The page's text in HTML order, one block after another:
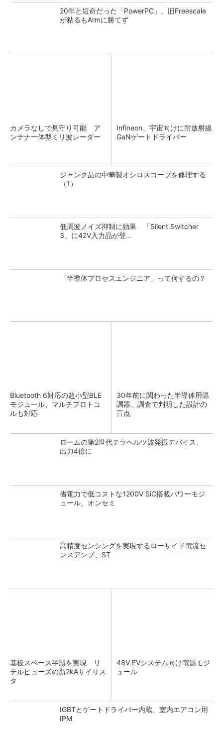
20年と短命だった「PowerPC」、旧Freescale
が粘るもArmに勝てず
カメラなしで見守り可能 ア
ンテナ一体型ミリ波レーダー
Infineon、宇宙向けに耐放射線
GaNゲートドライバー
ジャンク品の中華製オシロスコープを修理する
（1）
低周波ノイズ抑制に効果 「Silent Switcher
3」に42V入力品が登...
「半導体プロセスエンジニア」って何するの？
Bluetooth 6対応の超小型BLE
モジュール、マルチプロトコ
ルも対応
30年前に関わった半導体用温
調器、調査で判明した設計の
盲点
ロームの第2世代テラヘルツ波発振デバイス、
出力4倍に
省電力で低コストな1200V SiC搭載パワーモジ
ュール、オンセミ
高精度センシングを実現するローサイド電流セ
ンスアンプ、ST
基板スペース半減を実現 リ
テルヒューズの新2kAサイリス
タ
48V EVシステム向け電源モジ
ュール
IGBTとゲートドライバー内蔵、室内エアコン用
IPM